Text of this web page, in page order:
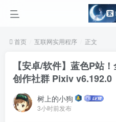
首页 互联网实用程序 正文
【安卓/软件】蓝色P站
创作社群 Pixiv v6.192.0
树上的小狗
3小时前发布